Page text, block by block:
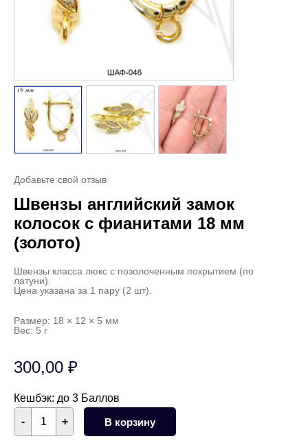
Добавьте свой отзыв
Швензы английский замок
колосок с фианитами 18 мм
(золото)
Швензы класса люкс с позолоченным покрытием (по
латуни).
Цена указана за 1 пару (2 шт).
Размер: 18 × 12 × 5 мм
Вес: 5 г
300,00 ₽
Кешбэк: до 3 Баллов
+
Количество
товара
Швензы
- В корзину